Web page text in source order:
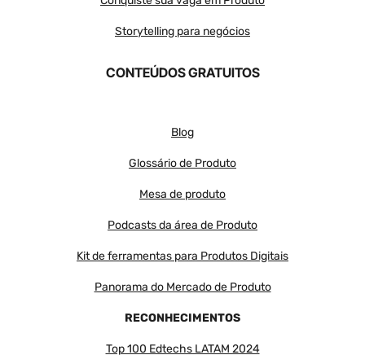
Storytelling para negócios
CONTEÚDOS GRATUITOS
Blog
Glossário de Produto
Mesa de produto
Podcasts da área de Produto
Kit de ferramentas para Produtos Digitais
Panorama do Mercado de Produto
RECONHECIMENTOS
Top 100 Edtechs LATAM 2024